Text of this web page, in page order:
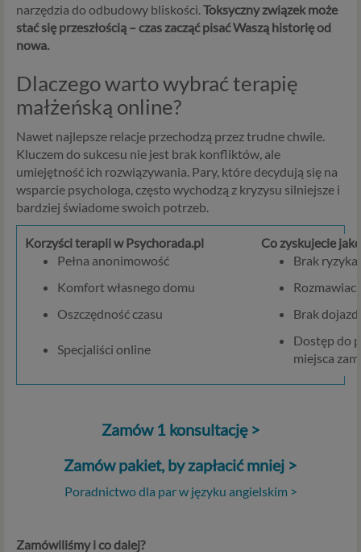
narzędzia do odbudowy bliskości.Toksyczny związek może
stać się przeszłością – czas zacząć pisać Waszą historię od
nowa.
Dlaczego warto wybrać terapię
małżeńską online?
Nawet najlepsze relacje przechodzą przez trudne chwile.
Kluczem do sukcesu nie jest brak konfliktów, ale
umiejętność ich rozwiązywania. Pary, które decydują się na
wsparcie psychologa, często wychodzą z kryzysu silniejsze i
bardziej świadome swoich potrzeb.
Korzyści terapii w Psychorada.pl
Co zyskujecie
Pełna anonimowość
Brak
Komfort własnego domu
Oszczędność czasu
Brak
Specjaliści online
Dostęp do
miejsca
Zamów 1 konsultację >
Zamów pakiet, by zapłacić mniej >
Poradnictwo dla par w języku angielskim >
Zamówiliśmy i co dalej?